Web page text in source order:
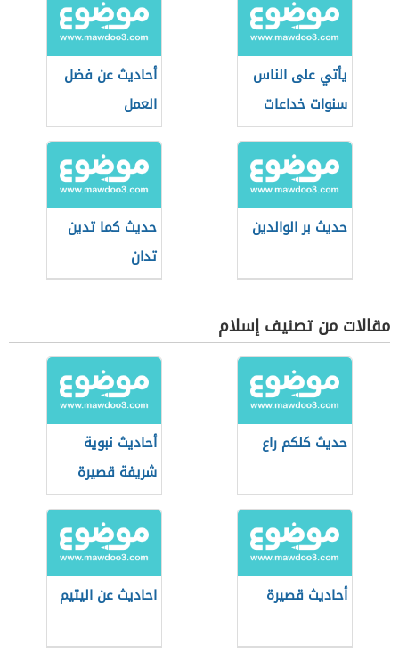
يأتي على الناس
سنوات خداعات
أحاديث عن فضل
العمل
حديث بر الوالدين
حديث كما تدين
تدان
مقالات من تصنيف إسلام
حديث كلكم راع
أحاديث نبوية
شريفة قصيرة
أحاديث قصيرة احاديث عن اليتيم